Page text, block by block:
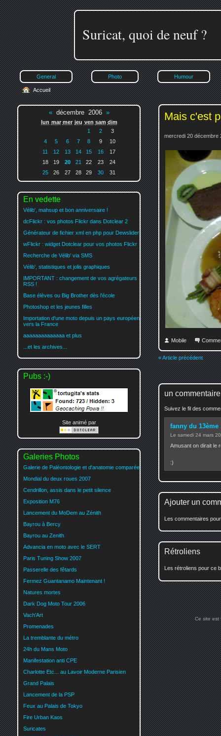
Suricat, quoi de neuf ?
General Photo Humour
Mais c'est
mercredi 20 décembre
Mobile
« Article précédent
un commentaire
Suivez le fil des
fanny du 13ème
Le samedi 24 mars
Amusant on dirait le
:)
Ajouter un
Les commentaires
Rétroliens
Les rétroliens pour ce
Accueil
«décembre 2006 »
lun mar mer jeu ven sam dim
1
2
3
4
5 6 7 8 9
10
11
12 13 14 15 16
17
18
19 20 21 22 23
24
25
26 27 28 29 30 31
En vedette
Vélib', mahsup et bon anniversaire !
dcFlickr : vos photos Flickr dans Dotclear 2
Générateur de fichier xml en php pour Dewslider
wFlickr : widget Dotclear pour vos photos Flickr
Recherche de Vélib' via SMS
Vélib', statistiques et jolis graphiques
IMPORTANT : changement de vos agrégateurs
RSS !
Base élèves ou Big Brother dès l'école
Photoshop et les jeunes filles
Importation d'une moto depuis un pays européen
vers la France
aaaaaaaaaaaaaa et plus
...et les archives...
Pubs :-)
Site animé par
Galeries Photos
Galerie de Paléontologie et d'anatomie comparée
Mondial du deux roues 2007
Cendrillon, assis dans le petit silence
Exposition M76
Lancement du MoDem au Zénith
Bayrou à Bercy
Bayrou au Zenith
Advancia en moto avec le SERT
Paris Tuning Show 2007
Passerelle des fêtards
Fermez Guantanamo Maintenant !
Natures mortes
Dark Dog Moto Tour 2006
Vach'Art
Promenades
La tremblante du métro
24h du Mans Moto
Manifestation anti CPE
Charlotte Etc... au Lavoir Moderne Parisien
Grand Palais
Lancement de la PSP
Feux au Palais de Tokyo
Fire Urban Kaos
Suricates
Ce site est